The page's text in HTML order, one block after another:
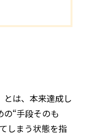
とは、本来達成し
“手段そのも
しまう状態を指